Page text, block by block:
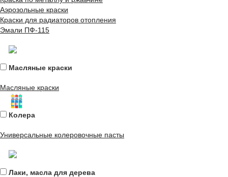
Аэрозольные краски
Краски для радиаторов отопления
Эмали ПФ-115
Масляные краски
Масляные краски
Колера
Универсальные колеровочные пасты
Лаки, масла для дерева